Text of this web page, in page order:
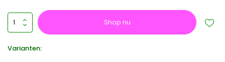
Shop nu
Varianten: